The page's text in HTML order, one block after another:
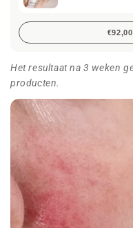
Het resultaat na 3 weken
producten.